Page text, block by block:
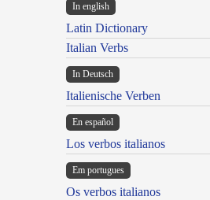
In english
Latin Dictionary
Italian Verbs
In Deutsch
Italienische Verben
En español
Los verbos italianos
Em portugues
Os verbos italianos